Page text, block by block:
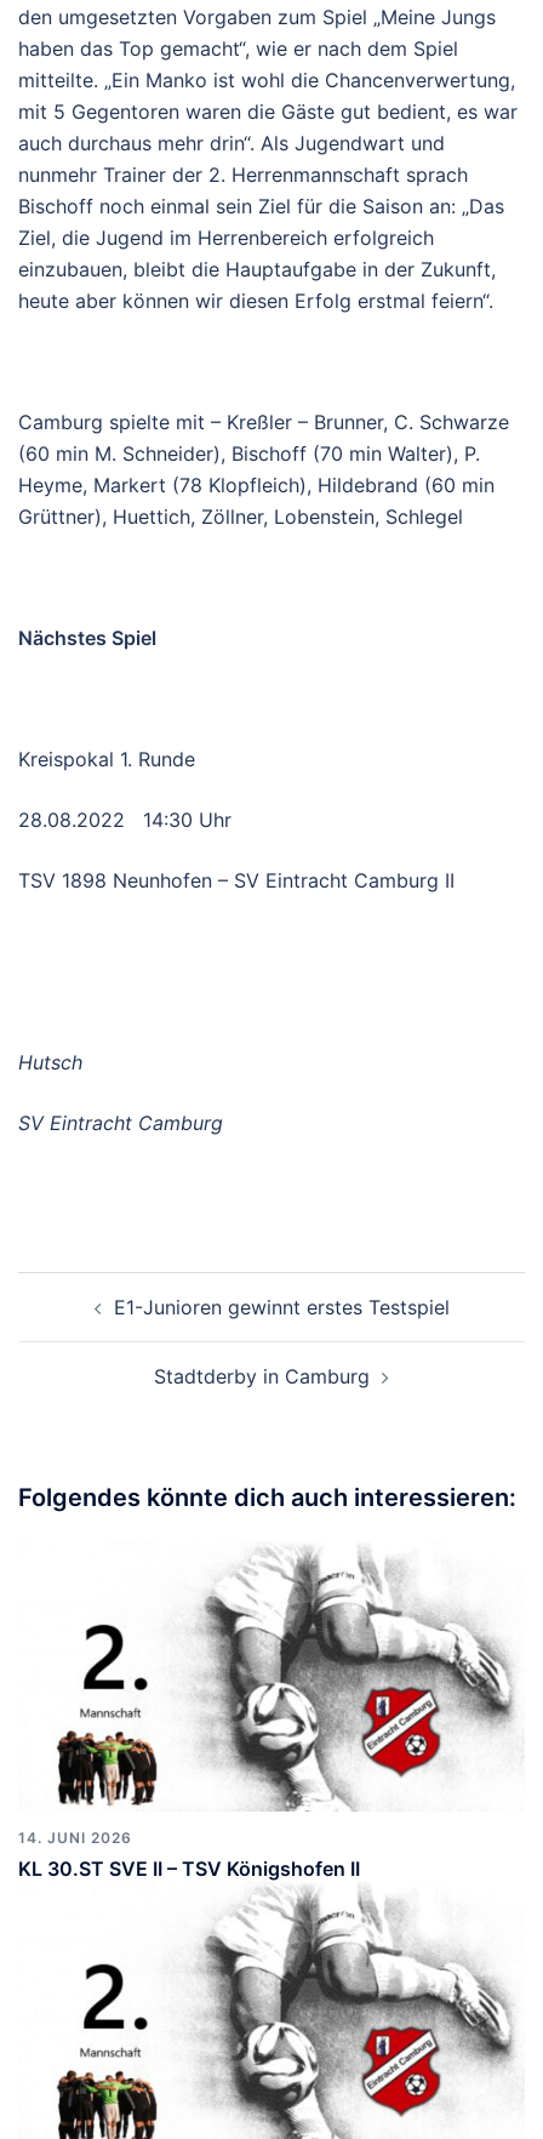
den umgesetzten Vorgaben zum Spiel „Meine Jungs
haben das Top gemacht“, wie er nach dem Spiel
mitteilte. „Ein Manko ist wohl die Chancenverwertung,
mit 5 Gegentoren waren die Gäste gut bedient, es war
auch durchaus mehr drin“. Als Jugendwart und
nunmehr Trainer der 2. Herrenmannschaft sprach
Bischoff noch einmal sein Ziel für die Saison an: „Das
Ziel, die Jugend im Herrenbereich erfolgreich
einzubauen, bleibt die Hauptaufgabe in der Zukunft,
heute aber können wir diesen Erfolg erstmal feiern“.
Camburg spielte mit – Kreßler – Brunner, C. Schwarze
(60 min M. Schneider), Bischoff (70 min Walter), P.
Heyme, Markert (78 Klopfleich), Hildebrand (60 min
Grüttner), Huettich, Zöllner, Lobenstein, Schlegel
Nächstes Spiel
Kreispokal 1. Runde
28.08.2022 14:30 Uhr
TSV 1898 Neunhofen – SV Eintracht Camburg II
Hutsch
SV Eintracht Camburg
E1-Junioren gewinnt erstes Testspiel
Stadtderby in Camburg
Folgendes könnte dich auch interessieren:
14. JUNI 2026
KL 30.ST SVE II – TSV Königshofen II